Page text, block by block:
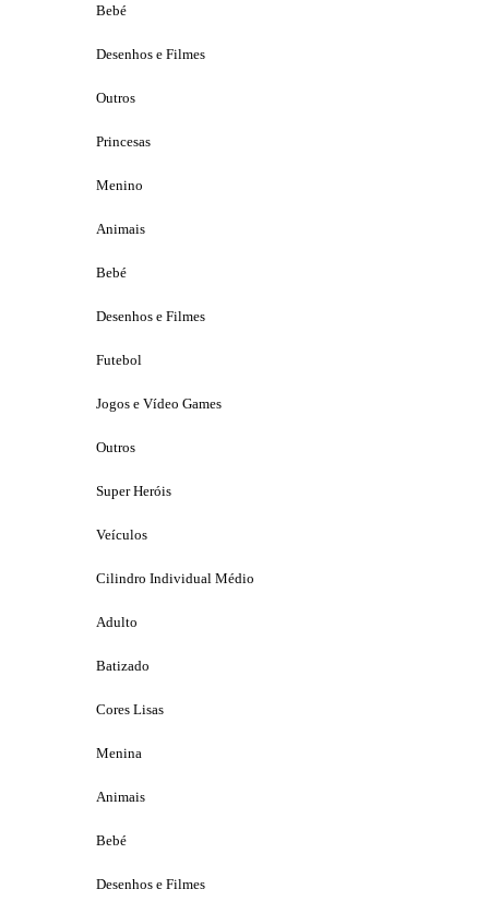
Bebé
Desenhos e Filmes
Outros
Princesas
Menino
Animais
Bebé
Desenhos e Filmes
Futebol
Jogos e Vídeo Games
Outros
Super Heróis
Veículos
Cilindro Individual Médio
Adulto
Batizado
Cores Lisas
Menina
Animais
Bebé
Desenhos e Filmes